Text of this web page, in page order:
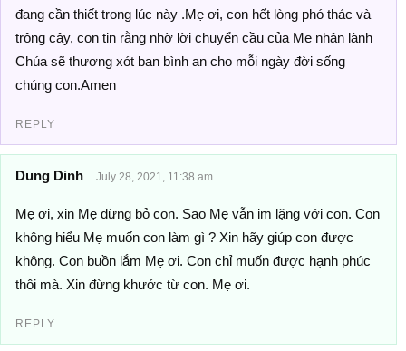
đang cần thiết trong lúc này .Mẹ ơi, con hết lòng phó thác và
trông cậy, con tin rằng nhờ lời chuyển cầu của Mẹ nhân lành
Chúa sẽ thương xót ban bình an cho mỗi ngày đời sống
chúng con.Amen
REPLY
Dung Dinh July 28, 2021, 11:38 am
Mẹ ơi, xin Mẹ đừng bỏ con. Sao Mẹ vẫn im lặng với con. Con
không hiểu Mẹ muốn con làm gì ? Xin hãy giúp con được
không. Con buồn lắm Mẹ ơi. Con chỉ muốn được hạnh phúc
thôi mà. Xin đừng khước từ con. Mẹ ơi.
REPLY